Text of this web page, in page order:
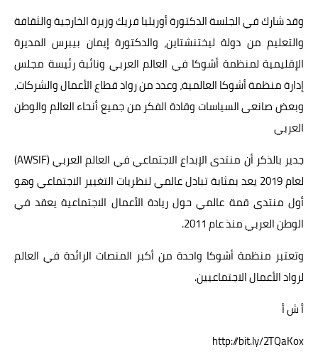
وقد شارك في الجلسة الدكتورة أوريليا فريك وزيرة الخارجية والثقافة
والتعليم من دولة ليختنشتاين، والدكتورة إيمان بيبرس المديرة
الإقليمية لمنظمة أشوكا في العالم العربي ونائبة رئيسة مجلس
إدارة منظمة أشوكا العالمية، وعدد من رواد قطاع الأعمال والشركات،
وبعض صانعى السياسات وقادة الفكر من جميع أنحاء العالم والوطن
العربي
جدير بالذكر أن منتدى الإبداع الاجتماعي في العالم العربي (AWSIF)
لعام 2019 يعد بمثابة تبادل عالمي لنظريات التغيير الاجتماعي وهو
أول منتدى قمة عالمي حول ريادة الأعمال الاجتماعية يعقد في
الوطن العربي منذ عام 2011.
وتعتبر منظمة أشوكا واحدة من أكبر المنصات الرائدة في العالم
لرواد الأعمال الاجتماعيين.
أ ش أ
http://bit.ly/2TQaKox